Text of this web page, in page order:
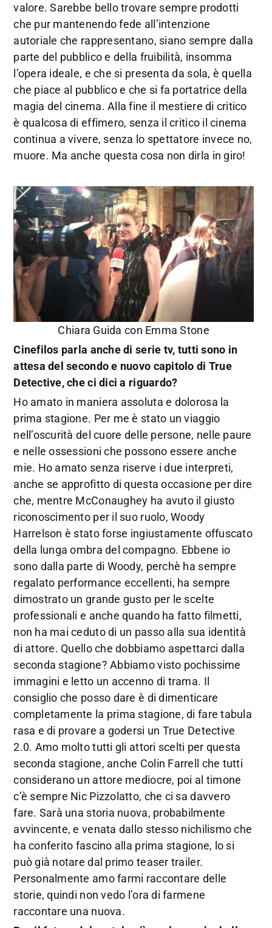
valore. Sarebbe bello trovare sempre prodotti
che pur mantenendo fede all’intenzione
autoriale che rappresentano, siano sempre dalla
parte del pubblico e della fruibilità, insomma
l’opera ideale, e che si presenta da sola, è quella
che piace al pubblico e che si fa portatrice della
magia del cinema. Alla fine il mestiere di critico
è qualcosa di effimero, senza il critico il cinema
continua a vivere, senza lo spettatore invece no,
muore. Ma anche questa cosa non dirla in giro!
Chiara Guida con Emma Stone
Cinefilos parla anche di serie tv, tutti sono in
attesa del secondo e nuovo capitolo di True
Detective, che ci dici a riguardo?
Ho amato in maniera assoluta e dolorosa la
prima stagione. Per me è stato un viaggio
nell’oscurità del cuore delle persone, nelle paure
e nelle ossessioni che possono essere anche
mie. Ho amato senza riserve i due interpreti,
anche se approfitto di questa occasione per dire
che, mentre McConaughey ha avuto il giusto
riconoscimento per il suo ruolo, Woody
Harrelson è stato forse ingiustamente offuscato
della lunga ombra del compagno. Ebbene io
sono dalla parte di Woody, perchè ha sempre
regalato performance eccellenti, ha sempre
dimostrato un grande gusto per le scelte
professionali e anche quando ha fatto filmetti,
non ha mai ceduto di un passo alla sua identità
di attore. Quello che dobbiamo aspettarci dalla
seconda stagione? Abbiamo visto pochissime
immagini e letto un accenno di trama. Il
consiglio che posso dare è di dimenticare
completamente la prima stagione, di fare tabula
rasa e di provare a godersi un True Detective
2.0. Amo molto tutti gli attori scelti per questa
seconda stagione, anche Colin Farrell che tutti
considerano un attore mediocre, poi al timone
c’è sempre Nic Pizzolatto, che ci sa davvero
fare. Sarà una storia nuova, probabilmente
avvincente, e venata dallo stesso nichilismo che
ha conferito fascino alla prima stagione, lo si
può già notare dal primo teaser trailer.
Personalmente amo farmi raccontare delle
storie, quindi non vedo l’ora di farmene
raccontare una nuova.